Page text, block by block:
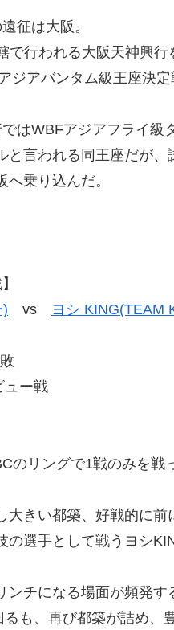
征は大阪。
で行われる大阪天神興行
ジアバンタム級王座決定
はWBFアジアフライ級
と言われる同王座だが
乗り込んだ。
vs ヨシ KING(TEAM
ー戦
のリングで1戦のみを
大きい都築、好戦的に前
の選手として戦うヨシ
ンチになる場面が頻発
も、再び都築が詰め、